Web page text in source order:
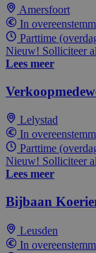
Amersfoort
In
Parttime
Nieuw! Solliciteer
Lees meer
Lelystad
In
Parttime
Nieuw! Solliciteer
Lees meer
Bijbaan
Leusden
In